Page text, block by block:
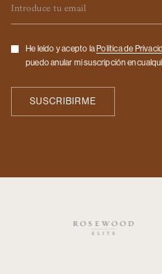
Checkbox
He leído y acepto la Politica de
puedo anular mi suscripción en